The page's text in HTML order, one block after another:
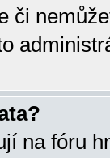
či
na fóru